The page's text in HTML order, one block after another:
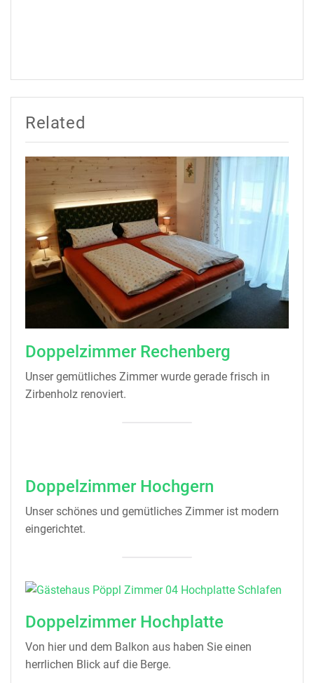
Related
Doppelzimmer Rechenberg
Unser gemütliches Zimmer wurde gerade frisch in
Zirbenholz renoviert.
Doppelzimmer Hochgern
Unser schönes und gemütliches Zimmer ist modern
eingerichtet.
Doppelzimmer Hochplatte
Von hier und dem Balkon aus haben Sie einen
herrlichen Blick auf die Berge.